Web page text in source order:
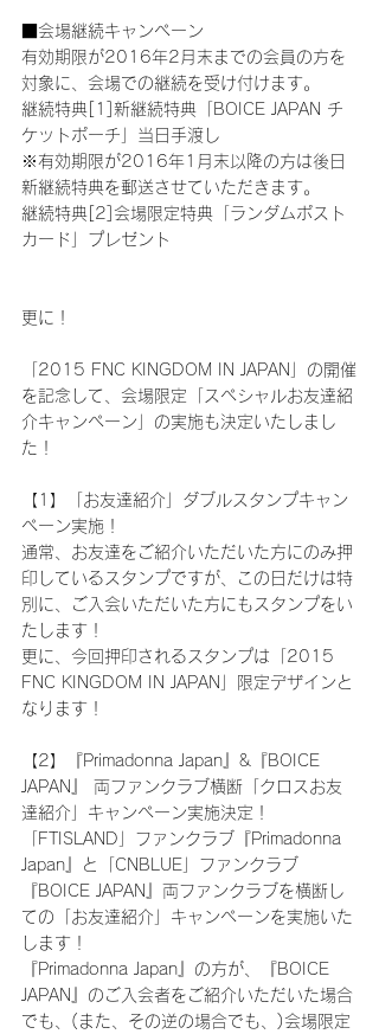
■会場継続キャンペーン
有効期限が2016年2月末までの会員の方を
対象に、会場での継続を受け付けます。
継続特典[1]新継続特典「BOICE JAPAN チ
ケットポーチ」当日手渡し
※有効期限が2016年1月末以降の方は後日
新継続特典を郵送させていただきます。
継続特典[2]会場限定特典「ランダムポスト
カード」プレゼント
更に！
「2015 FNC KINGDOM IN JAPAN」の開催
を記念して、会場限定「スペシャルお友達紹
介キャンペーン」の実施も決定いたしまし
た！
【1】「お友達紹介」ダブルスタンプキャン
ペーン実施！
通常、お友達をご紹介いただいた方にのみ押
印しているスタンプですが、この日だけは特
別に、ご入会いただいた方にもスタンプをい
たします！
更に、今回押印されるスタンプは「2015
FNC KINGDOM IN JAPAN」限定デザインと
なります！
【2】『Primadonna Japan』&『BOICE
JAPAN』 両ファンクラブ横断「クロスお友
達紹介」キャンペーン実施決定！
「FTISLAND」ファンクラブ『Primadonna
Japan』と「CNBLUE」ファンクラブ
『BOICE JAPAN』両ファンクラブを横断し
ての「お友達紹介」キャンペーンを実施いた
します！
『Primadonna Japan』の方が、『BOICE
JAPAN』のご入会者をご紹介いただいた場合
でも、(また、その逆の場合でも、)会場限定